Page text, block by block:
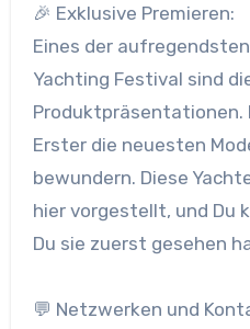
🎉 Exklusive Premieren:
Eines der
Yachting Festival sind
Produktpräsentationen.
Erster die neuesten
bewundern. Diese
hier vorgestellt, und Du
Du sie zuerst gesehen
💬 Netzwerken und